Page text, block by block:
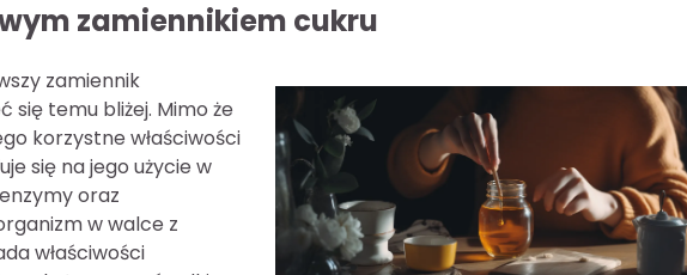
zamiennikiem cukru
zamiennik
temu bliżej. Mimo że
korzystne właściwości
się na jego użycie w
oraz
w walce z
właściwości